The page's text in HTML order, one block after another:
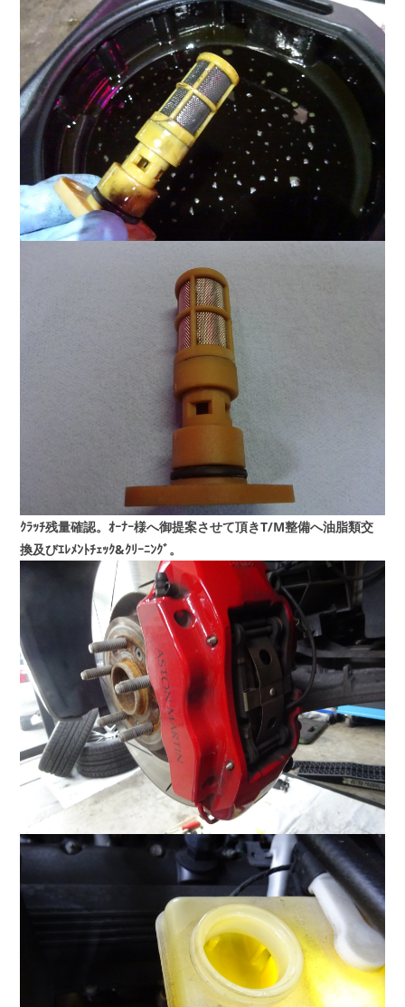
ｸﾗｯﾁ残量確認。ｵｰﾅｰ様へ御提案させて頂きT/M整備へ油脂類交
換及びｴﾚﾒﾝﾄﾁｪｯｸ&ｸﾘｰﾆﾝｸﾞ。